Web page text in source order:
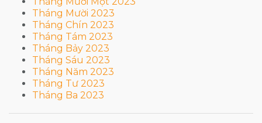
Tháng Mười 2023
Tháng Chín 2023
Tháng Tám 2023
Tháng Bảy 2023
Tháng Sáu 2023
Tháng Năm 2023
Tháng Tư 2023
Tháng Ba 2023